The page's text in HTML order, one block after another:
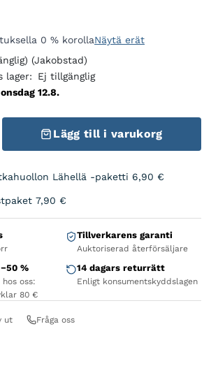
0 % korollaNäytä erät
(Jakobstad)
lager:
Ej tillgänglig
onsdag 12.8.
Lägg till i varukorg
Lähellä -paketti 6,90 €
7,90 €
Tillverkarens garanti
Auktoriserad återförsäljare
%
oss:
80 €
14 dagars returrätt
Enligt konsumentskyddslagen
ut Fråga oss